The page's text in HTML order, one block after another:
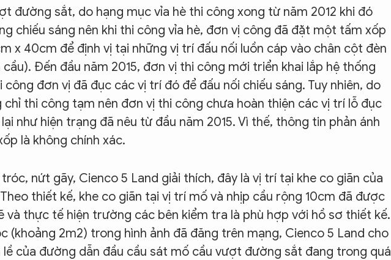
đường sắt, do hạng mục vỉa hè thi công xong từ năm 2012 khi đó
chiếu sáng nên khi thi công vỉa hè, đơn vị công đã đặt một tấm xốp
x 40cm để định vị tại những vị trí đấu nối luồn cáp vào chân cột đèn
Đến đầu năm 2015, đơn vị thi công mới triển khai lắp hệ thống
công đơn vị đã đục các vị trí đó để đấu nối chiếu sáng. Tuy nhiên, do
chỉ thi công tạm nên đơn vị thi công chưa hoàn thiện các vị trí lỗ đục
như hiện trạng đã nêu từ đầu năm 2015. Vì thế, thông tin phản ánh
là không chính xác.
nứt gãy, Cienco 5 Land giải thích, đây là vị trí tại khe co giãn của
thiết kế, khe co giãn tại vị trí mố và nhịp cầu rộng 10cm đã được
và thực tế hiện trường các bên kiểm tra là phù hợp với hồ sơ thiết kế.
(khoảng 2m2) trong hình ảnh đã đăng trên mạng, Cienco 5 Land cho
lề của đường dẫn đầu cầu sát mố cầu vượt đường sắt đang trong quá